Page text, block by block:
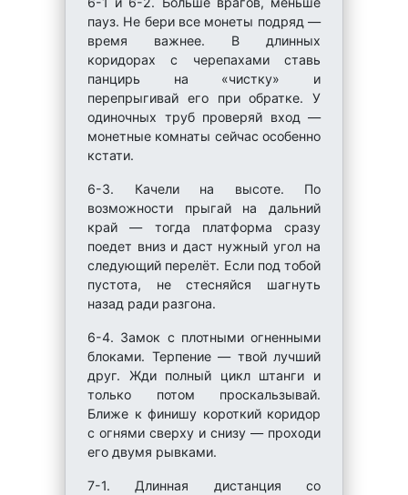
пауз. Не бери все монеты подряд —
время важнее. В длинных
коридорах с черепахами ставь
панцирь на «чистку» и
перепрыгивай его при обратке. У
одиночных труб проверяй вход —
монетные комнаты сейчас особенно
кстати.
6-3. Качели на высоте. По
возможности прыгай на дальний
край — тогда платформа сразу
поедет вниз и даст нужный угол на
следующий перелёт. Если под тобой
пустота, не стесняйся шагнуть
назад ради разгона.
6-4. Замок с плотными огненными
блоками. Терпение — твой лучший
друг. Жди полный цикл штанги и
только потом проскальзывай.
Ближе к финишу короткий коридор
с огнями сверху и снизу — проходи
его двумя рывками.
7-1. Длинная дистанция со